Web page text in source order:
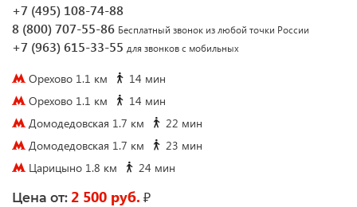
+7 (495) 108-74-88
8 (800) 707-55-86 Бесплатный звонок из любой точки России
+7 (963) 615-33-55 для звонков с мобильных
Орехово 1.1 км
14 мин
Орехово 1.1 км
14 мин
Домодедовская 1.7 км
22 мин
Домодедовская 1.7 км
23 мин
Царицыно 1.8 км
24 мин
Цена от: 2 500 руб. ₽